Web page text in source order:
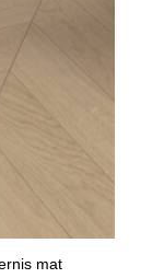
mat